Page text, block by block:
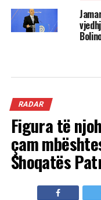
RADAR
Figura të
çam
Shoqatës